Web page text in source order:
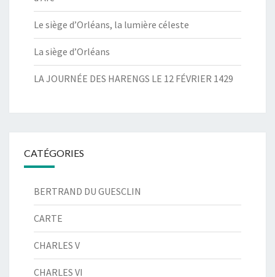
Le siège d’Orléans, la lumière céleste
La siège d’Orléans
LA JOURNÉE DES HARENGS LE 12 FÉVRIER 1429
CATÉGORIES
BERTRAND DU GUESCLIN
CARTE
CHARLES V
CHARLES VI